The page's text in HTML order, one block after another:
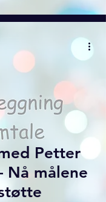
Petter
Nå målene